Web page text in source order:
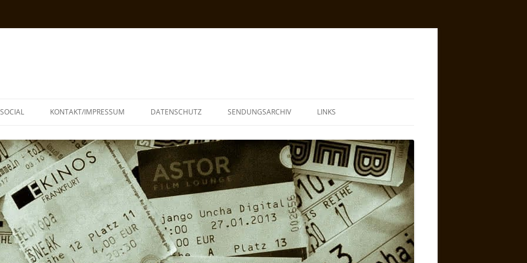
SOCIAL KONTAKT/IMPRESSUM DATENSCHUTZ SENDUNGSARCHIV LINKS